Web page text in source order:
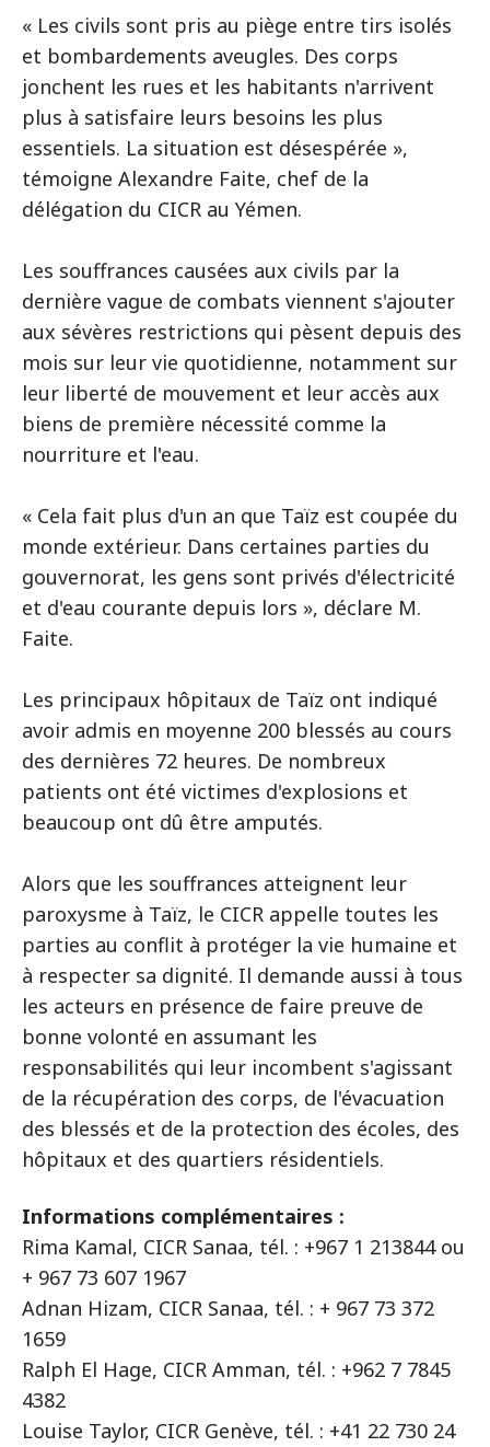
« Les civils sont pris au piège entre tirs isolés
et bombardements aveugles. Des corps
jonchent les rues et les habitants n'arrivent
plus à satisfaire leurs besoins les plus
essentiels. La situation est désespérée »,
témoigne Alexandre Faite, chef de la
délégation du CICR au Yémen.
Les souffrances causées aux civils par la
dernière vague de combats viennent s'ajouter
aux sévères restrictions qui pèsent depuis des
mois sur leur vie quotidienne, notamment sur
leur liberté de mouvement et leur accès aux
biens de première nécessité comme la
nourriture et l'eau.
« Cela fait plus d'un an que Taïz est coupée du
monde extérieur. Dans certaines parties du
gouvernorat, les gens sont privés d'électricité
et d'eau courante depuis lors », déclare M.
Faite.
Les principaux hôpitaux de Taïz ont indiqué
avoir admis en moyenne 200 blessés au cours
des dernières 72 heures. De nombreux
patients ont été victimes d'explosions et
beaucoup ont dû être amputés.
Alors que les souffrances atteignent leur
paroxysme à Taïz, le CICR appelle toutes les
parties au conflit à protéger la vie humaine et
à respecter sa dignité. Il demande aussi à tous
les acteurs en présence de faire preuve de
bonne volonté en assumant les
responsabilités qui leur incombent s'agissant
de la récupération des corps, de l'évacuation
des blessés et de la protection des écoles, des
hôpitaux et des quartiers résidentiels.
Informations complémentaires :
Rima Kamal, CICR Sanaa, tél. : +967 1 213844 ou
+ 967 73 607 1967
Adnan Hizam, CICR Sanaa, tél. : + 967 73 372
1659
Ralph El Hage, CICR Amman, tél. : +962 7 7845
4382
Louise Taylor, CICR Genève, tél. : +41 22 730 24